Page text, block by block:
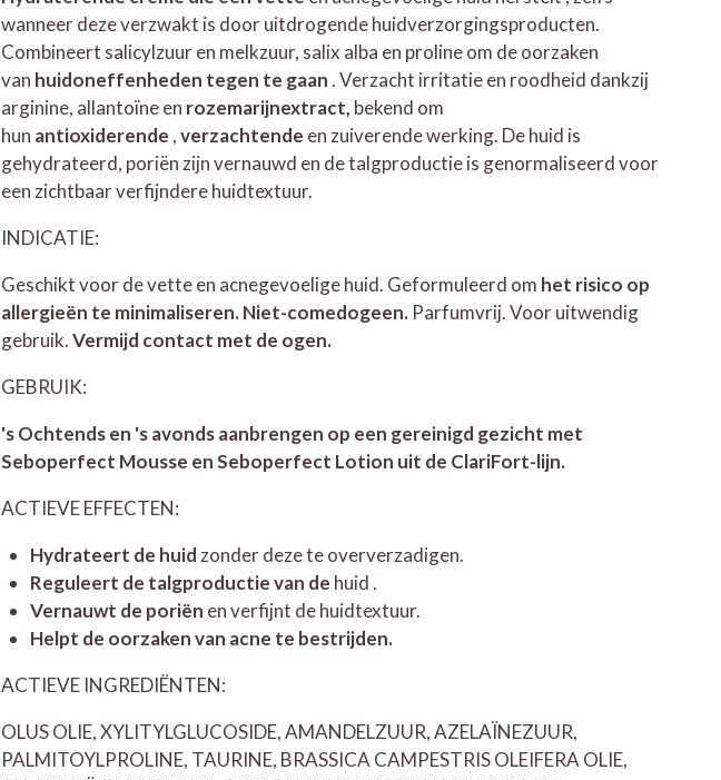
wanneer deze verzwakt is door uitdrogende huidverzorgingsproducten.
Combineert salicylzuur en melkzuur, salix alba en proline om de oorzaken
van huidoneffenheden tegen te gaan. Verzacht irritatie en roodheid dankzij
arginine, allantoïne en rozemarijnextract, bekend om
hun antioxiderende ,verzachtende en zuiverende werking. De huid is
gehydrateerd, poriën zijn vernauwd en de talgproductie is genormaliseerd voor
een zichtbaar verfijndere huidtextuur.
INDICATIE:
Geschikt voor de vette en acnegevoelige huid. Geformuleerd om het risico op
allergieën te minimaliseren. Niet-comedogeen. Parfumvrij. Voor uitwendig
gebruik.Vermijd contact met de ogen.
GEBRUIK:
's Ochtends en 's avonds aanbrengen op een gereinigd gezicht met
Seboperfect Mousse en Seboperfect Lotion uit de ClariFort-lijn.
ACTIEVE EFFECTEN:
Hydrateert de huidzonder deze te oververzadigen.
Reguleert de talgproductie van de huid .
Vernauwt de poriën en verfijnt de huidtextuur.
Helpt de oorzaken van acne te bestrijden.
ACTIEVE INGREDIËNTEN:
OLUS OLIE, XYLITYLGLUCOSIDE, AMANDELZUUR, AZELAÏNEZUUR,
PALMITOYLPROLINE, TAURINE, BRASSICA CAMPESTRIS OLEIFERA OLIE,